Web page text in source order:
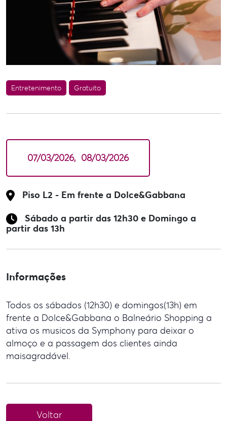
Entretenimento Gratuito
07/03/2026 08/03/2026
Piso L2 - Em frente a Dolce&Gabbana
Sábado a partir das 12h30 e Domingo a
partir das 13h
Informações
Todos os sábados (12h30) e domingos(13h) em
frente a Dolce&Gabbana o Balneário Shopping a
ativa os musicos da Symphony para deixar o
almoço e a passagem dos clientes ainda
maisagradável.
Voltar